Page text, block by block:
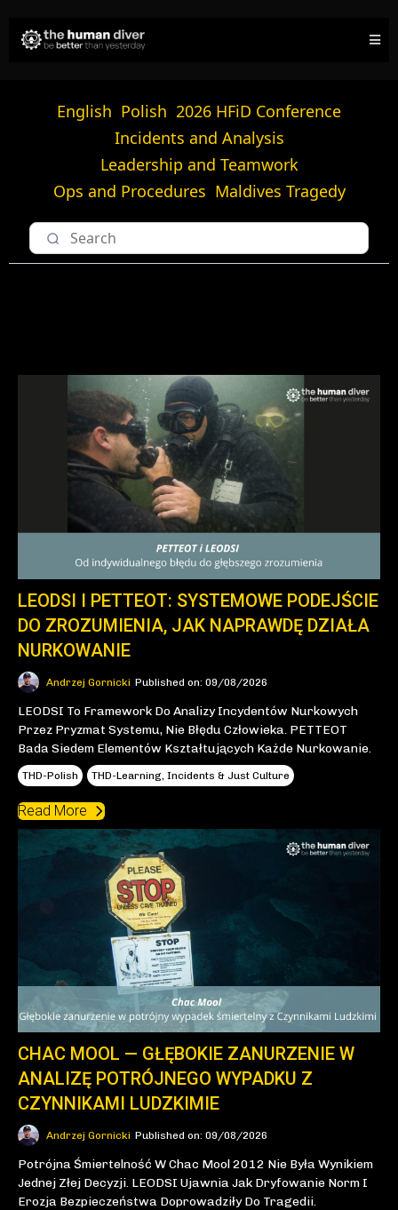
English Polish 2026 HFiD Conference
Incidents and Analysis
Leadership and Teamwork
Ops and Procedures Maldives Tragedy
LEODSI I PETTEOT: SYSTEMOWE PODEJŚCIE
DO ZROZUMIENIA, JAK NAPRAWDĘ DZIAŁA
NURKOWANIE
Andrzej Gornicki Published on: 09/08/2026
LEODSI To Framework Do Analizy Incydentów Nurkowych
Przez Pryzmat Systemu, Nie Błędu Człowieka. PETTEOT
Bada Siedem Elementów Kształtujących Każde Nurkowanie.
THD-Polish THD-Learning, Incidents & Just Culture
Read More
CHAC MOOL — GŁĘBOKIE ZANURZENIE W
ANALIZĘ POTRÓJNEGO WYPADKU Z
CZYNNIKAMI LUDZKIMIE
Andrzej Gornicki Published on: 09/08/2026
Potrójna Śmiertelność W Chac Mool 2012 Nie Była Wynikiem
Jednej Złej Decyzji. LEODSI Ujawnia Jak Dryfowanie Norm I
Erozja Bezpieczeństwa Doprowadziły Do Tragedii.